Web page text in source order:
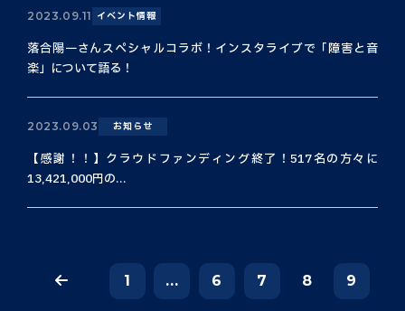
2023.09.11 イベント情報
落合陽一さんスペシャルコラボ！インスタライブで「障害と音
楽」について語る！
2023.09.03 お知らせ
【感謝！！】クラウドファンディング終了！517名の方々に
13,421,000円の...
1 ... 6 7 8 9